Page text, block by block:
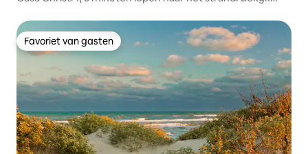
Favoriet van gasten
Favoriet van gasten